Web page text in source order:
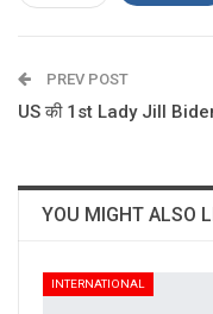
PREV POST
US की 1st Lady Jill Biden
YOU MIGHT ALSO
INTERNATIONAL